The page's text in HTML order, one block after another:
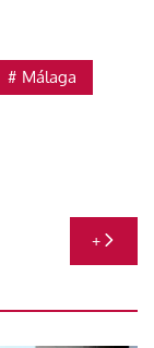
Málaga
+